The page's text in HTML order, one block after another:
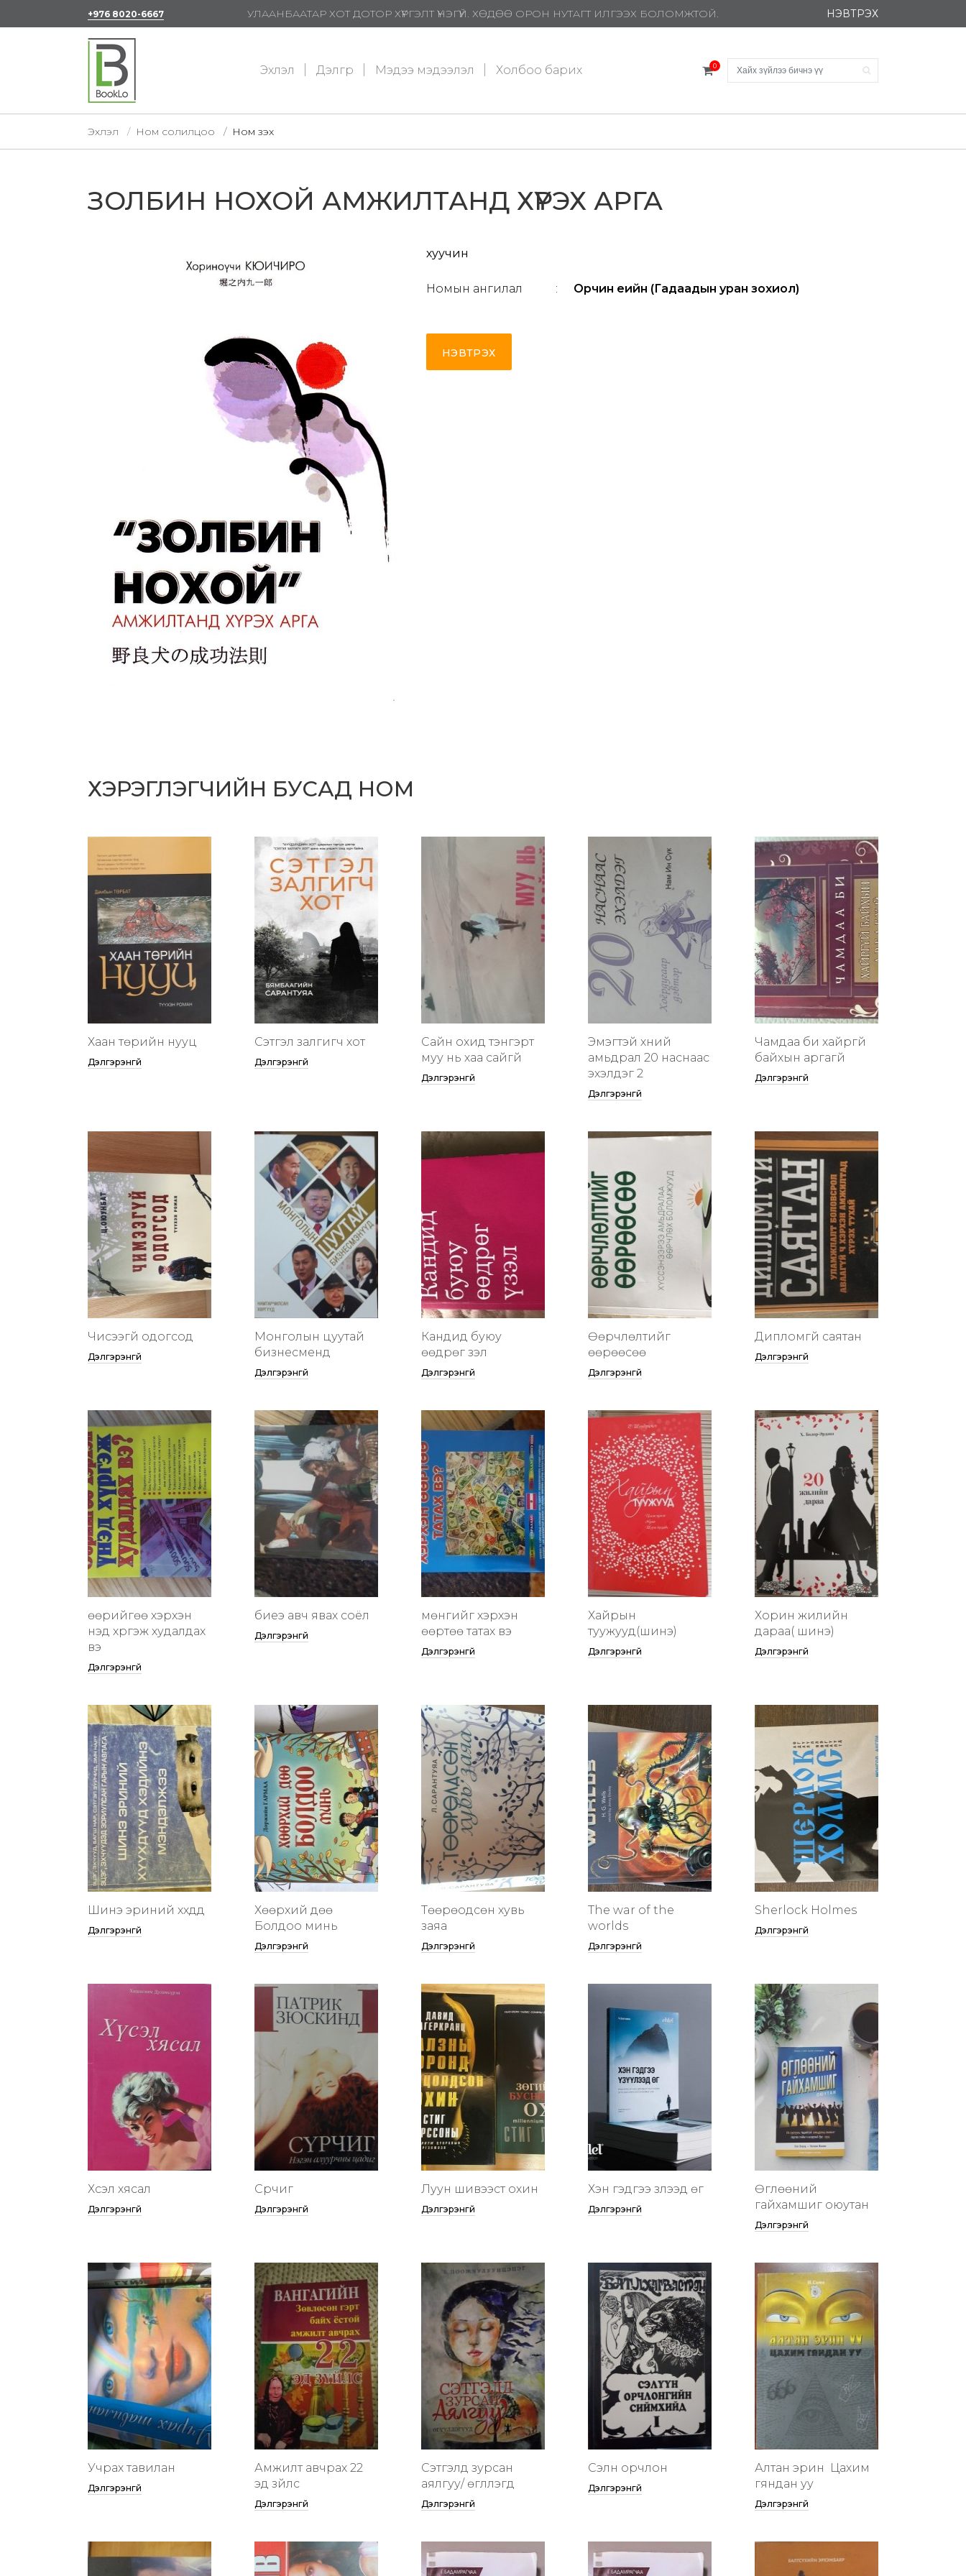
+976 8020-6667 УЛААНБААТАР ХОТ ДОТОР ХҮРГЭЛТ ҮНЭГҮЙ. ХӨДӨӨ ОРОН НУТАГТ ИЛГЭЭХ БОЛОМЖТОЙ. НЭВТРЭХ
Эхлэл Дэлгүүр Мэдээ мэдээлэл Холбоо барих 0
Эхлэл Ном солилцоо Ном үзэх
ЗОЛБИН НОХОЙ АМЖИЛТАНД ХҮРЭХ АРГА
хуучин
Номын ангилал : Орчин үеийн (Гадаадын уран зохиол)
НЭВТРЭХ
ХЭРЭГЛЭГЧИЙН БУСАД НОМ
Хаан төрийн нууц
Дэлгэрэнгүй
Сэтгэл залгигч хот
Дэлгэрэнгүй
Сайн охид тэнгэрт
муу нь хаа сайгүй
Дэлгэрэнгүй
Эмэгтэй хүний
амьдрал 20 наснаас
эхэлдэг 2
Дэлгэрэнгүй
Чамдаа би хайргүй
байхын аргагүй
Дэлгэрэнгүй
Чисээгүй одогсод
Дэлгэрэнгүй
Монголын цуутай
бизнесменүүд
Дэлгэрэнгүй
Кандид буюу
өөдрөг үзэл
Дэлгэрэнгүй
Өөрчлөлтийг
өөрөөсөө
Дэлгэрэнгүй
Дипломгүй саятан
Дэлгэрэнгүй
өөрийгөө хэрхэн
үнэд хүргэж худалдах
вэ
Дэлгэрэнгүй
биеэ авч явах соёл
Дэлгэрэнгүй
мөнгийг хэрхэн
өөртөө татах вэ
Дэлгэрэнгүй
Хайрын
туужууд(шинэ)
Дэлгэрэнгүй
Хорин жилийн
дараа( шинэ)
Дэлгэрэнгүй
Шинэ эриний хүүхдүүд
Дэлгэрэнгүй
Хөөрхий дөө
Болдоо минь
Дэлгэрэнгүй
Төөрөодсөн хувь
заяа
Дэлгэрэнгүй
The war of the
worlds
Дэлгэрэнгүй
Sherlock Holmes
Дэлгэрэнгүй
Хүсэл хясал
Дэлгэрэнгүй
Сүрчиг
Дэлгэрэнгүй
Луун шивээст охин
Дэлгэрэнгүй
Хэн гэдгээ үзүүлээд өг
Дэлгэрэнгүй
Өглөөний
гайхамшиг оюутан
Дэлгэрэнгүй
Учрах тавилан
Дэлгэрэнгүй
Амжилт авчрах 22
эд зүйлс
Дэлгэрэнгүй
Сэтгэлд зурсан
аялгуу/ өгүүллэгүүд
Дэлгэрэнгүй
Сэлүүн орчлон
Дэлгэрэнгүй
Алтан эрин үү Цахим
гяндан уу
Дэлгэрэнгүй